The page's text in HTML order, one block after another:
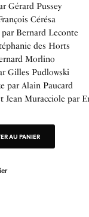
Gérard Pussey
Cérésa
Bernard Leconte
des Horts
Morlino
Gilles Pudlowski
par Alain Paucard
Jean Muracciole par
AU PANIER